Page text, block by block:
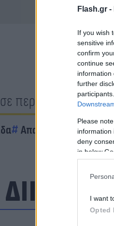
Flash.gr -
If you wish
sensitive
confirm
continue
information
further
Please
information
deny
in below
I want
Opted
περισσότερα
Απαγωγή